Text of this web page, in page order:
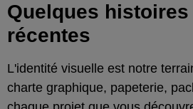
Quelques histoires
récentes
L'identité visuelle est notre
charte graphique, papeterie,